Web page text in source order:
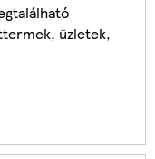
üzletek,